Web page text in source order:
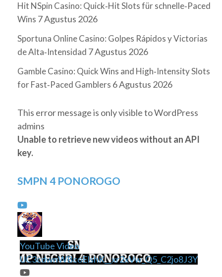
Hit NSpin Casino: Quick‑Hit Slots für schnelle‑Paced
Wins 7 Agustus 2026
Sportuna Online Casino: Golpes Rápidos y Victorias
de Alta‑Intensidad 7 Agustus 2026
Gamble Casino: Quick Wins and High‑Intensity Slots
for Fast‑Paced Gamblers 6 Agustus 2026
This error message is only visible to WordPress
admins
Unable to retrieve new videos without an API
key.
SMPN 4 PONOROGO
YouTube Video
UC3cdwnWBcoElshK__xr2xVw_Q5_C2jo8J3Y